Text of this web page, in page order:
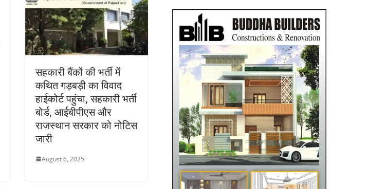
सहकारी बैंकों की भर्ती में
कथित गड़बड़ी का विवाद
हाईकोर्ट पहुंचा, सहकारी भर्ती
बोर्ड, आईबीपीएस और
राजस्थान सरकार को नोटिस
जारी
August 6, 2025